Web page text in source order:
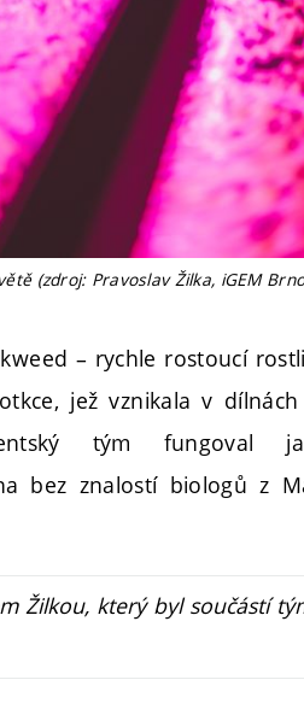
(zdroj: Pravoslav Žilka, iGEM
– rychle rostoucí
jež vznikala v
tým fungoval
bez znalostí biologů z
Žilkou, který byl součástí